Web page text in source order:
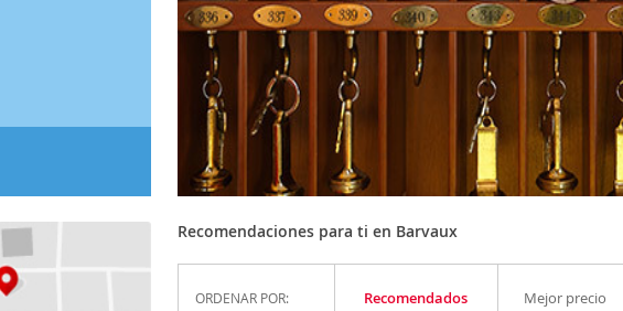
Recomendaciones para ti en Barvaux
ORDENAR POR: Recomendados Mejor precio